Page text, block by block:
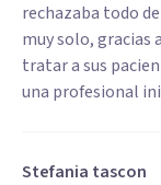
rechazaba todo
muy solo, gracias
tratar a sus
una profesional
Stefania tascon